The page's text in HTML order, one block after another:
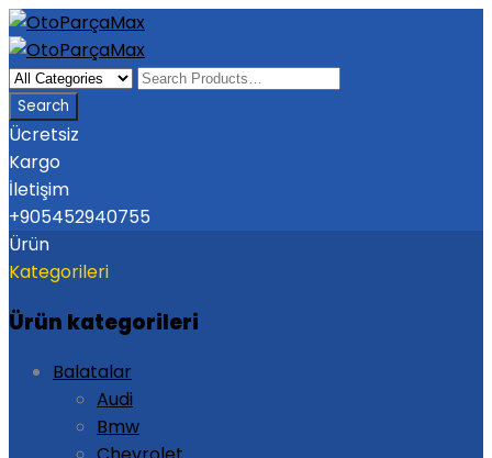
Ücretsiz
Kargo
İletişim
+905452940755
Ürün
Kategorileri
Ürün kategorileri
Balatalar
Audi
Bmw